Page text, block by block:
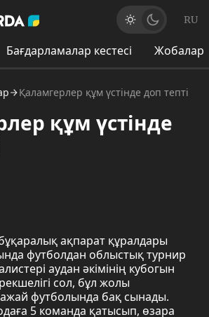
RU
Бағдарламалар кестесі Жобалар
Қаламгерлер құм үстінде доп тепті
құм үстінде
ақпарат құралдары
футболдан облыстық турнир
аудан әкімінің кубогын
сол, бұл жолы
футболында бақ сынады.
5 команда қатысып, өзара